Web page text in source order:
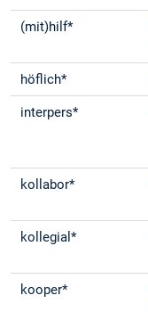
(mit)hilf*
höflich*
interpers*
kollabor*
kollegial*
kooper*